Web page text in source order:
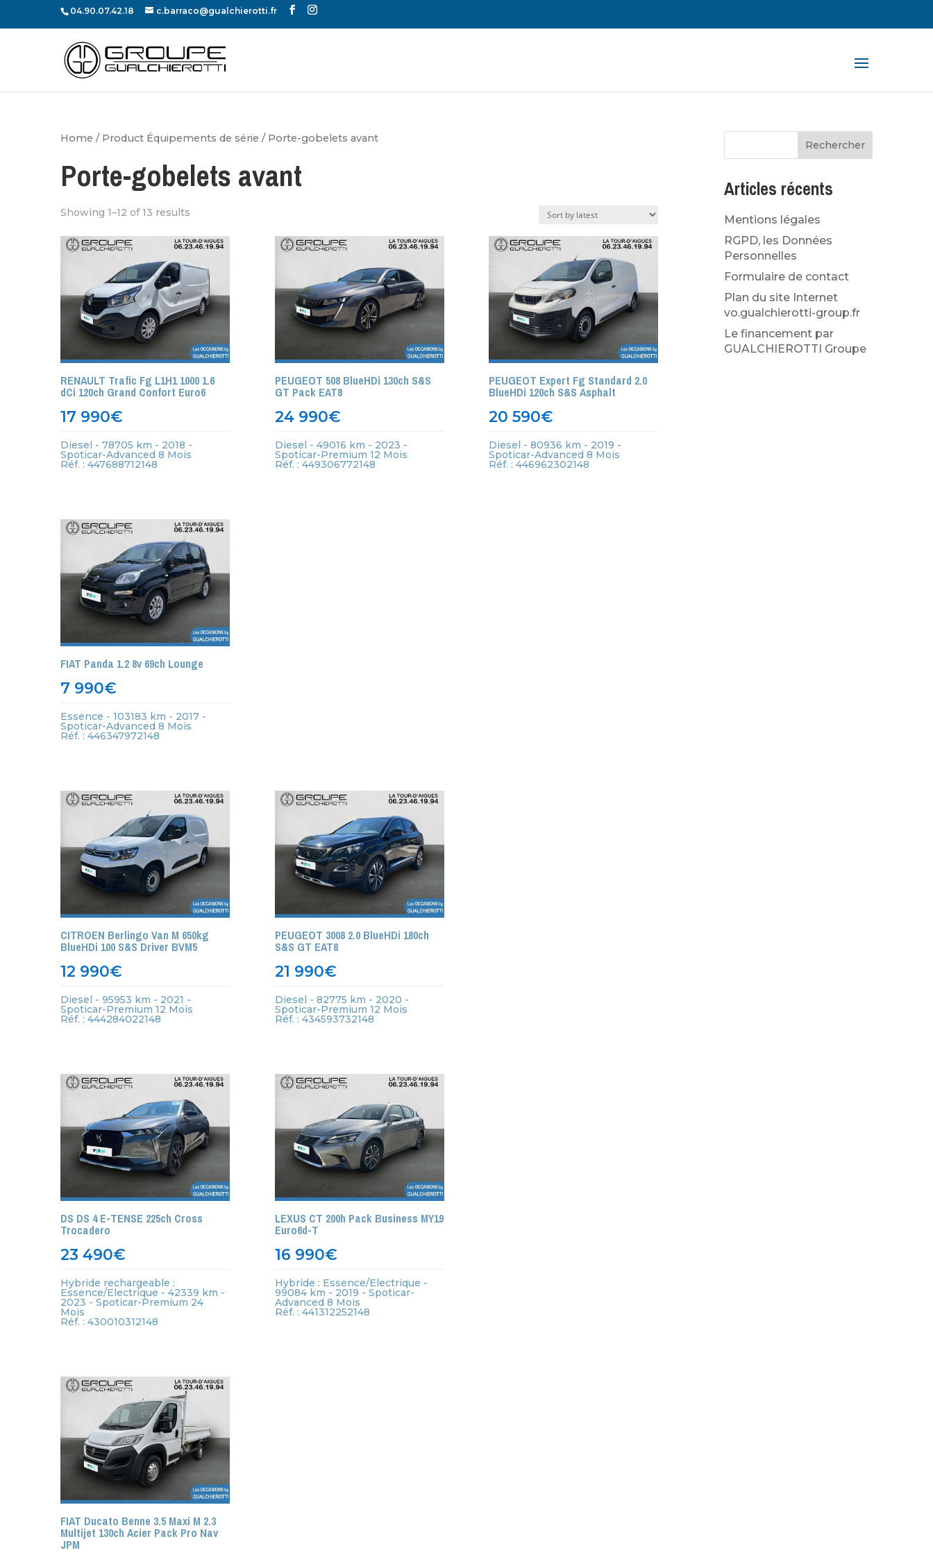
04.90.07.42.18 c.barraco@gualchierotti.fr
Home / Product Équipements de série / Porte-gobelets avant
Porte-gobelets avant
Showing 1–12 of 13 results
RENAULT Trafic Fg L1H1 1000 1.6
dCi 120ch Grand Confort Euro6
17 990€
Diesel - 78705 km - 2018 -
Spoticar-Advanced 8 Mois
Réf. : 447688712148
PEUGEOT 508 BlueHDi 130ch S&S
GT Pack EAT8
24 990€
Diesel - 49016 km - 2023 -
Spoticar-Premium 12 Mois
Réf. : 449306772148
PEUGEOT Expert Fg Standard 2.0
BlueHDi 120ch S&S Asphalt
20 590€
Diesel - 80936 km - 2019 -
Spoticar-Advanced 8 Mois
Réf. : 446962302148
FIAT Panda 1.2 8v 69ch Lounge
7 990€
Essence - 103183 km - 2017 -
Spoticar-Advanced 8 Mois
Réf. : 446347972148
CITROEN Berlingo Van M 650kg
BlueHDi 100 S&S Driver BVM5
12 990€
Diesel - 95953 km - 2021 -
Spoticar-Premium 12 Mois
Réf. : 444284022148
PEUGEOT 3008 2.0 BlueHDi 180ch
S&S GT EAT8
21 990€
Diesel - 82775 km - 2020 -
Spoticar-Premium 12 Mois
Réf. : 434593732148
DS DS 4 E-TENSE 225ch Cross
Trocadero
23 490€
Hybride rechargeable :
Essence/Electrique - 42339 km -
2023 - Spoticar-Premium 24
Mois
Réf. : 430010312148
LEXUS CT 200h Pack Business MY19
Euro6d-T
16 990€
Hybride : Essence/Electrique -
99084 km - 2019 - Spoticar-
Advanced 8 Mois
Réf. : 441312252148
FIAT Ducato Benne 3.5 Maxi M 2.3
Multijet 130ch Acier Pack Pro Nav
JPM
Articles récents
Mentions légales
RGPD, les Données
Personnelles
Formulaire de contact
Plan du site Internet
vo.gualchierotti-group.fr
Le financement par
GUALCHIEROTTI Groupe